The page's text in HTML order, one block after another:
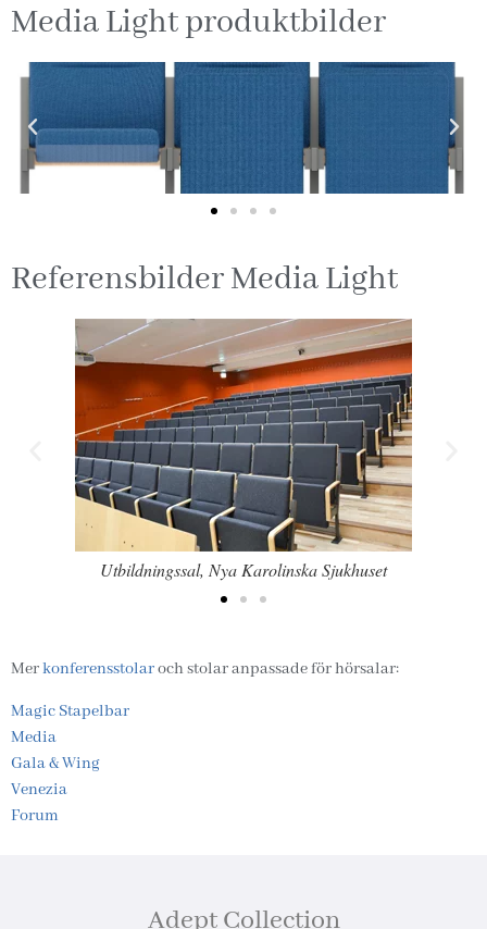
Media Light produktbilder
Referensbilder Media Light
Utbildningssal, Nya Karolinska Sjukhuset
Merkonferensstolaroch stolar anpassade för hörsalar:
Magic Stapelbar
Media
Gala & Wing
Venezia
Forum
Adept Collection